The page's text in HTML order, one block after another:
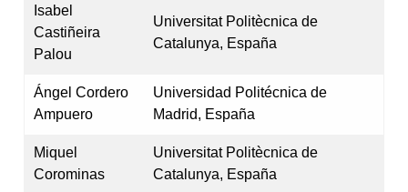
Isabel
Castiñeira
Palou
Universitat Politècnica de
Catalunya, España
Ángel Cordero
Ampuero
Universidad Politécnica de
Madrid, España
Miquel
Corominas
Universitat Politècnica de
Catalunya, España